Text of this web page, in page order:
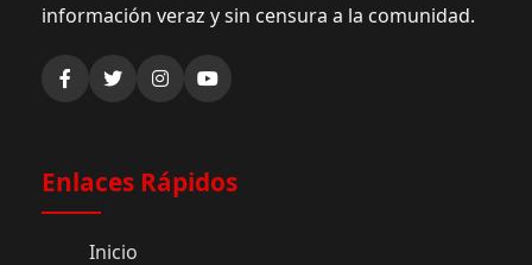
información veraz y sin censura a la comunidad.
Enlaces Rápidos
Inicio